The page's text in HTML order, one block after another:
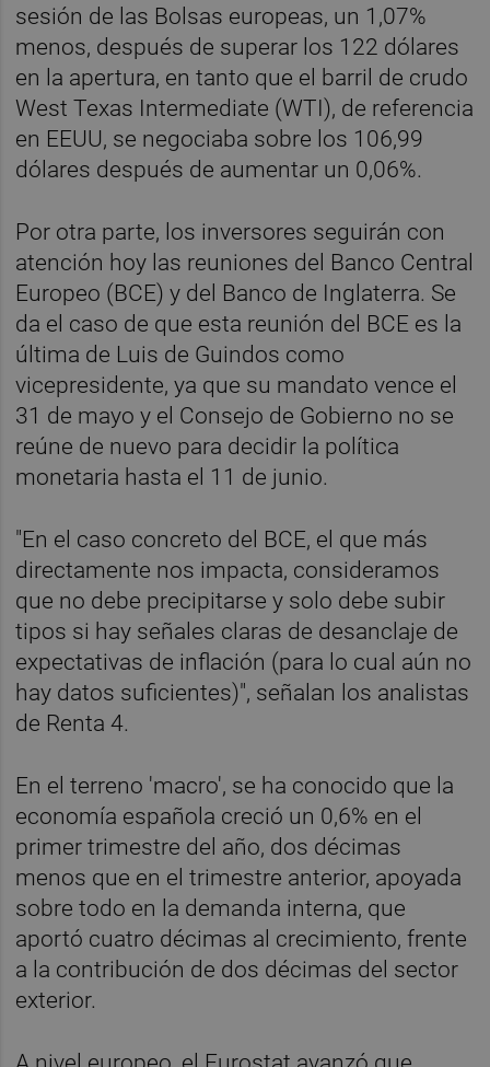
sesión de las Bolsas europeas, un 1,07%
menos, después de superar los 122 dólares
en la apertura, en tanto que el barril de crudo
West Texas Intermediate (WTI), de referencia
en EEUU, se negociaba sobre los 106,99
dólares después de aumentar un 0,06%.
Por otra parte, los inversores seguirán con
atención hoy las reuniones del Banco Central
Europeo (BCE) y del Banco de Inglaterra. Se
da el caso de que esta reunión del BCE es la
última de Luis de Guindos como
vicepresidente, ya que su mandato vence el
31 de mayo y el Consejo de Gobierno no se
reúne de nuevo para decidir la política
monetaria hasta el 11 de junio.
"En el caso concreto del BCE, el que más
directamente nos impacta, consideramos
que no debe precipitarse y solo debe subir
tipos si hay señales claras de desanclaje de
expectativas de inflación (para lo cual aún no
hay datos suficientes)", señalan los analistas
de Renta 4.
En el terreno 'macro', se ha conocido que la
economía española creció un 0,6% en el
primer trimestre del año, dos décimas
menos que en el trimestre anterior, apoyada
sobre todo en la demanda interna, que
aportó cuatro décimas al crecimiento, frente
a la contribución de dos décimas del sector
exterior.